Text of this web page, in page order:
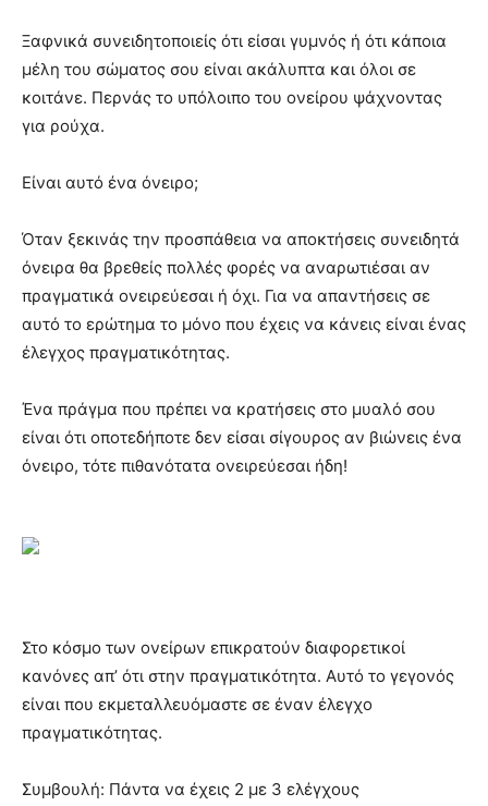
Ξαφνικά συνειδητοποιείς ότι είσαι γυμνός ή ότι κάποια
μέλη του σώματος σου είναι ακάλυπτα και όλοι σε
κοιτάνε. Περνάς το υπόλοιπο του ονείρου ψάχνοντας
για ρούχα.
Είναι αυτό ένα όνειρο;
Όταν ξεκινάς την προσπάθεια να αποκτήσεις συνειδητά
όνειρα θα βρεθείς πολλές φορές να αναρωτιέσαι αν
πραγματικά ονειρεύεσαι ή όχι. Για να απαντήσεις σε
αυτό το ερώτημα το μόνο που έχεις να κάνεις είναι ένας
έλεγχος πραγματικότητας.
Ένα πράγμα που πρέπει να κρατήσεις στο μυαλό σου
είναι ότι οποτεδήποτε δεν είσαι σίγουρος αν βιώνεις ένα
όνειρο, τότε πιθανότατα ονειρεύεσαι ήδη!
Στο κόσμο των ονείρων επικρατούν διαφορετικοί
κανόνες απ’ ότι στην πραγματικότητα. Αυτό το γεγονός
είναι που εκμεταλλευόμαστε σε έναν έλεγχο
πραγματικότητας.
Συμβουλή: Πάντα να έχεις 2 με 3 ελέγχους